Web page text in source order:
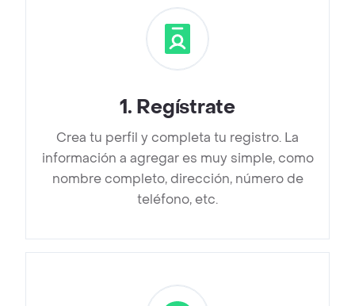
1. Regístrate
Crea tu perfil y completa tu registro. La
información a agregar es muy simple, como
nombre completo, dirección, número de
teléfono, etc.